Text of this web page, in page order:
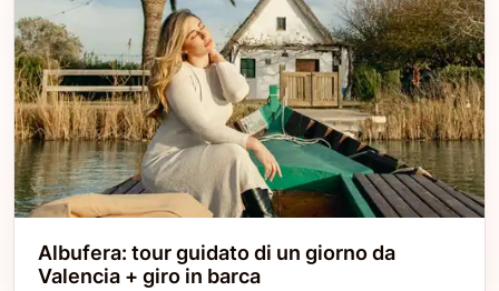
Albufera: tour guidato di un giorno da
Valencia + giro in barca